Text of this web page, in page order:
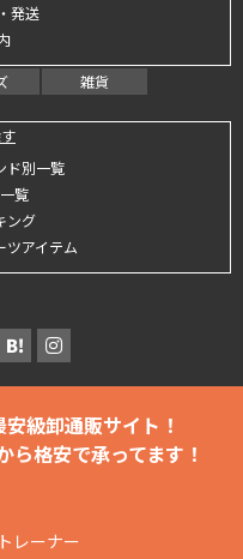
発送
雑貨
別一覧
覧
ング
アイテム
級卸通販サイト！
ら格安で承ってます！
トレーナー